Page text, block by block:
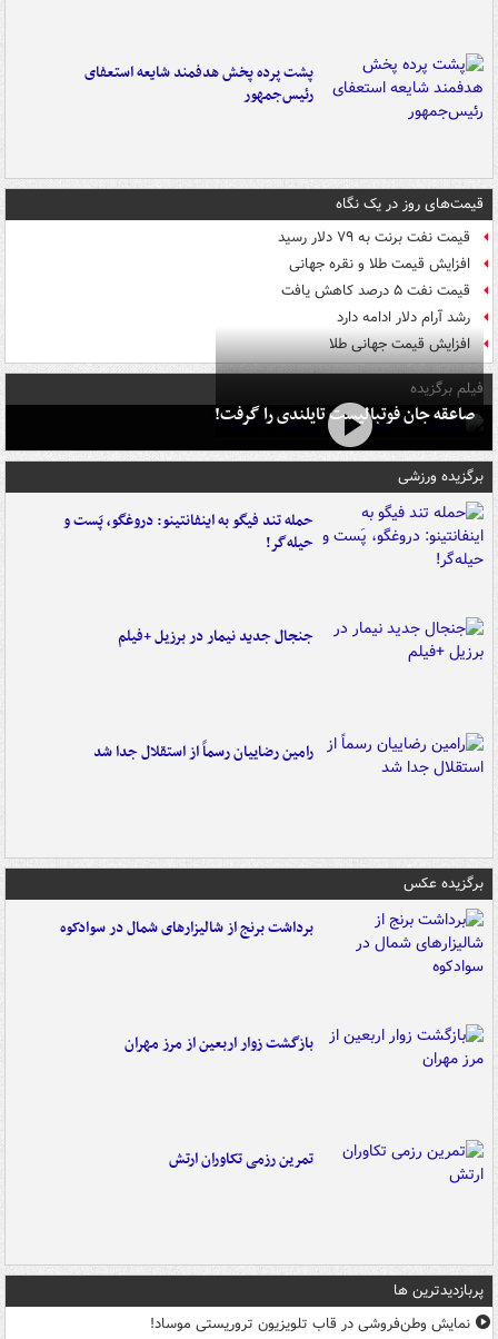
پشت پرده پخش هدفمند شایعه استعفای
رئیس‌جمهور
قیمت‌های روز در یک نگاه
قیمت نفت برنت به ۷۹ دلار رسید
افزایش قیمت طلا و نقره جهانی
قیمت نفت ۵ درصد کاهش یافت
رشد آرام دلار ادامه دارد
افزایش قیمت جهانی طلا
فیلم برگزیده
صاعقه جان فوتبالیست تایلندی را گرفت!
برگزیده ورزشی
حمله تند فیگو به اینفانتینو: دروغگو، پَست‌ و
حیله‌گر!
جنجال جدید نیمار در برزیل +فیلم
رامین رضاییان رسماً از استقلال جدا شد
برگزیده عکس
برداشت برنج از شالیزارهای شمال در سوادکوه
بازگشت زوار اربعین از مرز مهران
تمرین رزمی تکاوران ارتش
پربازدیدترین ها
نمایش وطن‌فروشی در قاب تلویزیون تروریستی موساد!